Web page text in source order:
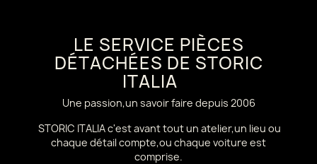
LE SERVICE PIÈCES
DÉTACHÉES DE STORIC
ITALIA
Une passion,un savoir faire depuis 2006
STORIC ITALIA c'est avant tout un atelier,un lieu ou
chaque détail compte,ou chaque voiture est
comprise.